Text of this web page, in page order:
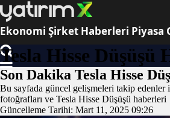
Ekonomi Şirket Haberleri Piyasa
Tesla Hisse Düşüşü
Son Dakika Tesla Hisse
Bu sayfada güncel gelişmeleri takip edenler
fotoğrafları ve Tesla Hisse Düşüşü haberleri
Güncelleme Tarihi: Mart 11, 2025 09:26